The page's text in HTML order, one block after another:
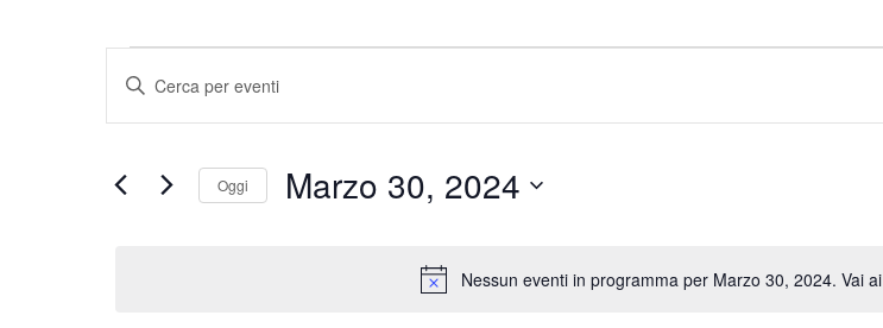
Eventi
for
Marzo
Notice
Nessun eventi in programma per Marzo 30, 2024. Vai ai
Eventi
viste
Inserisci
Eventi
Oggi Marzo 30, 2024